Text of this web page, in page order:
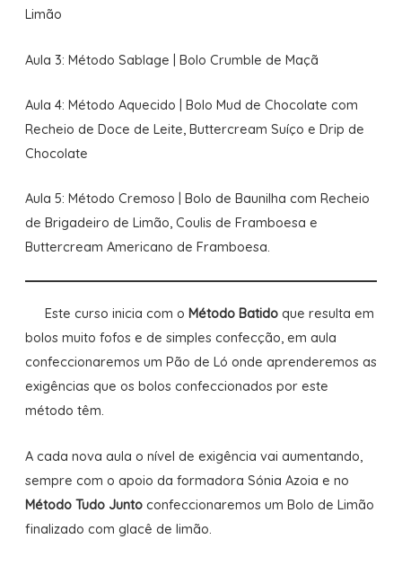
Limão
Aula 3: Método Sablage | Bolo Crumble de Maçã
Aula 4: Método Aquecido | Bolo Mud de Chocolate com
Recheio de Doce de Leite, Buttercream Suíço e Drip de
Chocolate
Aula 5: Método Cremoso | Bolo de Baunilha com Recheio
de Brigadeiro de Limão, Coulis de Framboesa e
Buttercream Americano de Framboesa.
Este curso inicia com o Método Batidoque resulta em
bolos muito fofos e de simples confecção, em aula
confeccionaremos um Pão de Ló onde aprenderemos as
exigências que os bolos confeccionados por este
método têm.
A cada nova aula o nível de exigência vai aumentando,
sempre com o apoio da formadora Sónia Azoia e no
Método Tudo Juntoconfeccionaremos um Bolo de Limão
finalizado com glacê de limão.